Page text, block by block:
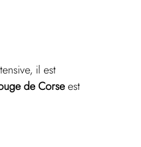
il est
de Corse est